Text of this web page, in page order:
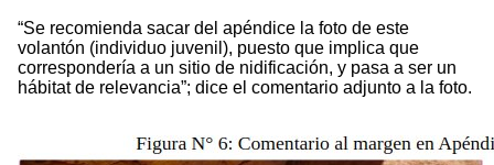
“Se recomienda sacar del apéndice la foto de este
volantón (individuo juvenil), puesto que implica que
correspondería a un sitio de nidificación, y pasa a ser un
hábitat de relevancia”; dice el comentario adjunto a la foto.